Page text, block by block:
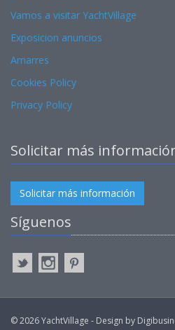
Vamos a visitar YachtVillage
Exposicion anuncios
Amarres
Cookies Policy
Privacy Policy
Solicitar más
Solicitar más información
Síguenos
© 2026 YachtVillage - Design by